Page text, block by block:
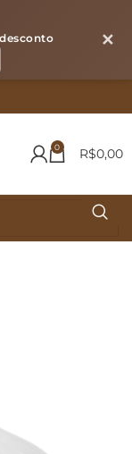
✕
0 R$0,00